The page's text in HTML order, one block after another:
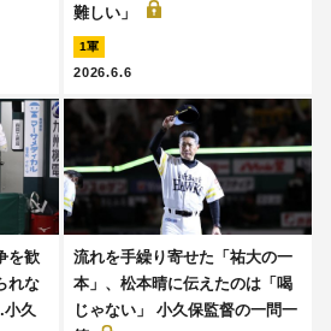
難しい」
1軍
2026.6.6
を歓
れな
小久
流れを手繰り寄せた「祐大の一
本」、松本晴に伝えたのは「喝
じゃない」 小久保監督の一問一